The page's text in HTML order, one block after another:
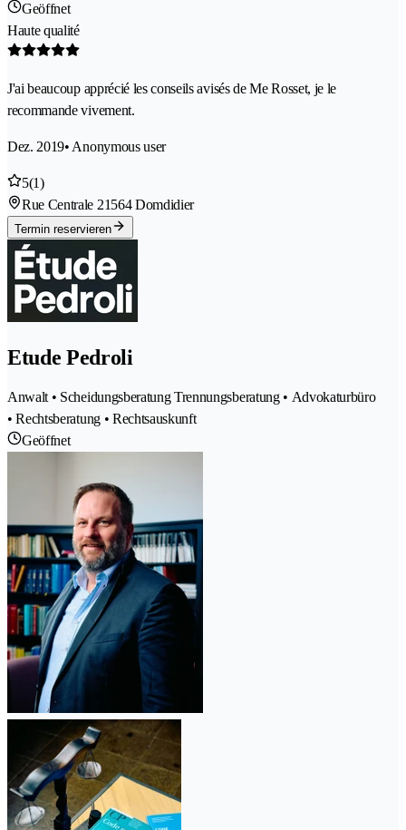
Geöffnet
Haute qualité
J'ai beaucoup apprécié les conseils avisés de Me Rosset, je le
recommande vivement.
Dez. 2019• Anonymous user
5(1)
Rue Centrale 21564 Domdidier
Termin reservieren
Etude Pedroli
Anwalt • Scheidungsberatung Trennungsberatung • Advokaturbüro
• Rechtsberatung • Rechtsauskunft
Geöffnet